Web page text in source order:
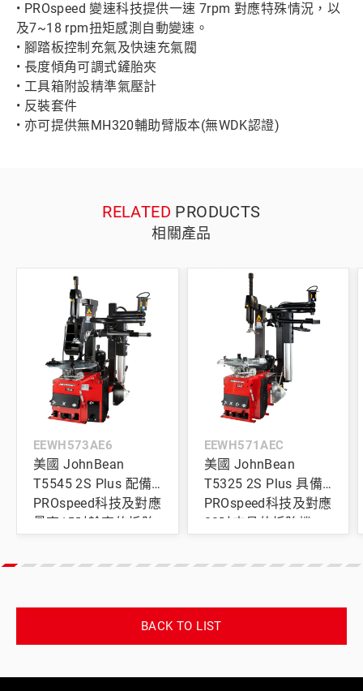
• PROspeed 變速科技提供一速 7rpm 對應特殊情況，以
及7~18 rpm扭矩感測自動變速。
• 腳踏板控制充氣及快速充氣閥
• 長度傾角可調式鏟胎夾
• 工具箱附設精準氣壓計
• 反裝套件
• 亦可提供無MH320輔助臂版本(無WDK認證)
RELATED PRODUCTS
相關產品
EEWH573AE6
美國 JohnBean
T5545 2S Plus 配備
PROspeed科技及對應
最高15吋輪寬的拆胎
EEWH571AEC
美國 JohnBean
T5325 2S Plus 具備
PROspeed科技及對應
22吋夾具的拆胎機
BACK TO LIST